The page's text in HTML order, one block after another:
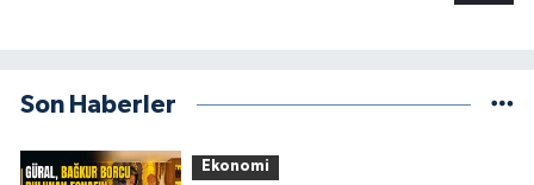
Son Haberler
Ekonomi